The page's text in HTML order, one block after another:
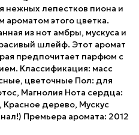
нежных лепестков пиона и
этого цветка.
из нот амбры, мускуса и
шлейф. Этот аромат
предпочитает парфюм с
Классификация: масс
цветочные Пол: для
Магнолия Нота сердца:
дерево, Мускус
Премьера аромата: 2012